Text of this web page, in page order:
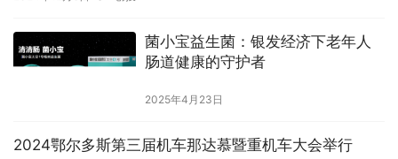
菌小宝益生菌：银发经济下老年人
肠道健康的守护者
2025年4月23日
2024鄂尔多斯第三届机车那达慕暨重机车大会举行